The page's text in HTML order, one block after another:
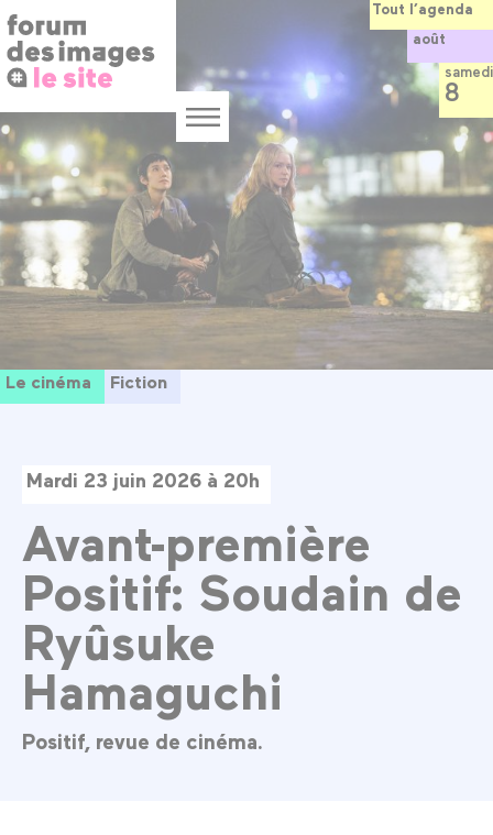
au
contenu
principal
Menu
Le cinéma Fiction
Mardi 23 juin 2026 à 20h
Avant-première
Positif: Soudain de
Ryûsuke
Hamaguchi
Positif, revue de cinéma.
Tout l’agenda
août
samedi
8